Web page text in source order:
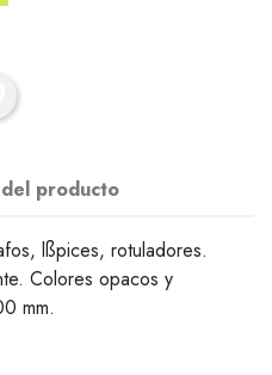
producto
lßpices, rotuladores.
Colores opacos y
mm.